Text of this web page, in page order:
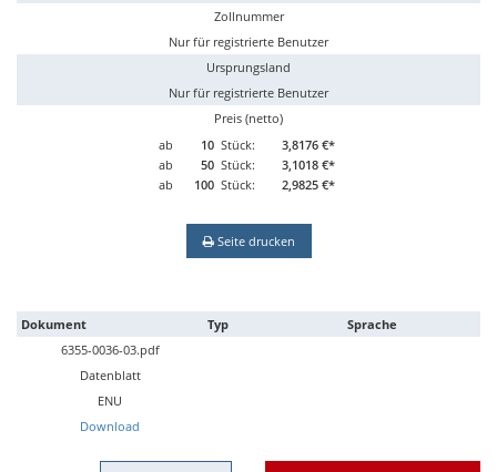
Zollnummer
Nur für registrierte Benutzer
Ursprungsland
Nur für registrierte Benutzer
Preis (netto)
ab
10 Stück:
3,8176 €*
ab
50 Stück:
3,1018 €*
ab
100 Stück: 2,9825 €*
Seite drucken
Dokument Typ
Sprache
6355-0036-03.pdf
Datenblatt
ENU
Download